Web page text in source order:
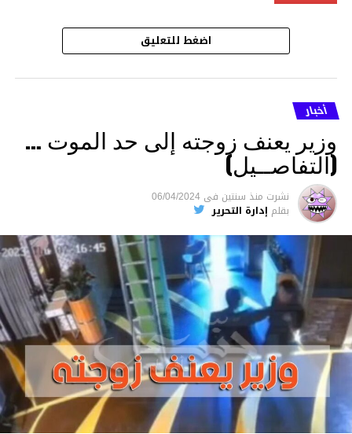
اضغط للتعليق
أخبار
وزير يعنف زوجته إلى حد الموت …
(التفاصــيل)
نشرت منذ سنتين فى 06/04/2024
بقلم إدارة التحرير